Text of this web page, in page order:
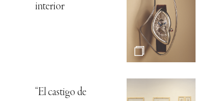
interior
“El castigo de